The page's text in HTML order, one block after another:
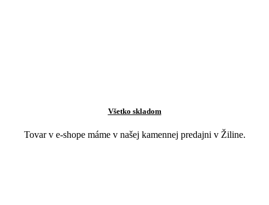
Všetko skladom
Tovar v e-shope máme v našej kamennej predajni v Žiline.